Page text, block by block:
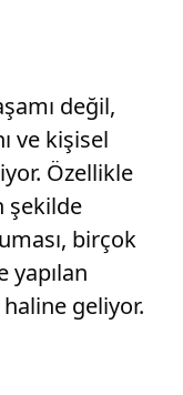
değil,
ve kişisel
Özellikle
şekilde
birçok
yapılan
haline geliyor.